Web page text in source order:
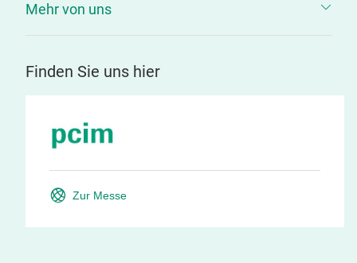
Mehr von uns
Finden Sie uns hier
Zur Messe